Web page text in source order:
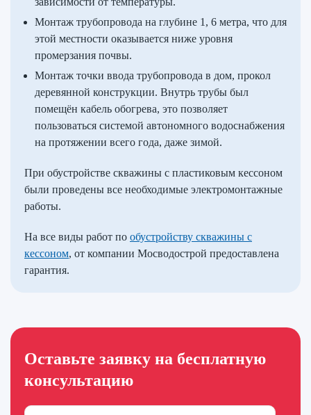
Монтаж трубопровода на глубине 1, 6 метра, что для
этой местности оказывается ниже уровня
промерзания почвы.
Монтаж точки ввода трубопровода в дом, прокол
деревянной конструкции. Внутрь трубы был
помещён кабель обогрева, это позволяет
пользоваться системой автономного водоснабжения
на протяжении всего года, даже зимой.
При обустройстве скважины с пластиковым кессоном
были проведены все необходимые электромонтажные
работы.
На все виды работ по обустройству скважины с
кессоном, от компании Мосводострой предоставлена
гарантия.
Оставьте заявку на бесплатную
консультацию